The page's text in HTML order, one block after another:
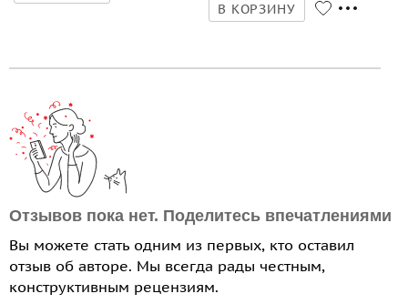
В КОРЗИНУ
Отзывов пока нет. Поделитесь впечатлениями
Вы можете стать одним из первых, кто оставил
отзыв об авторе. Мы всегда рады честным,
конструктивным рецензиям.